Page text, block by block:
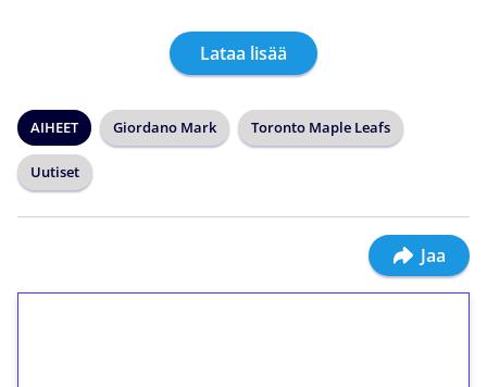
Lataa lisää
AIHEET Giordano Mark Toronto Maple Leafs
Uutiset
Jaa